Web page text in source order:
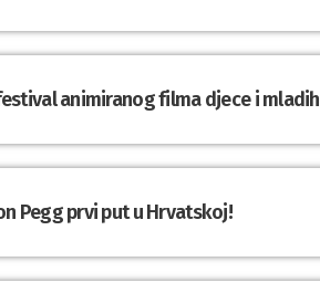
animiranog filma djece i mladih
Pegg prvi put u Hrvatskoj!